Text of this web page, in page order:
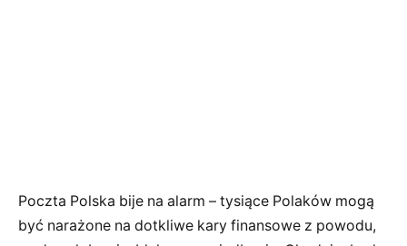
Poczta Polska bije na alarm – tysiące Polaków mogą
być narażone na dotkliwe kary finansowe z powodu,